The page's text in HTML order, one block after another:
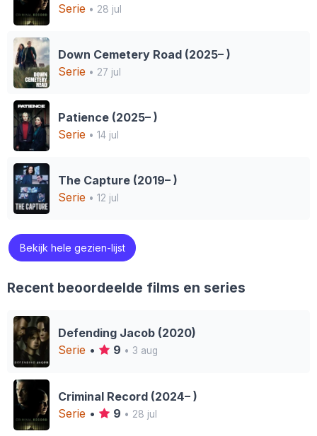
Serie • 28 jul
Down Cemetery Road (2025– )
Serie • 27 jul
Patience (2025– )
Serie • 14 jul
The Capture (2019– )
Serie • 12 jul
Bekijk hele gezien-lijst
Recent beoordeelde films en series
Defending Jacob (2020)
Serie • 9 • 3 aug
Criminal Record (2024– )
Serie • 9 • 28 jul